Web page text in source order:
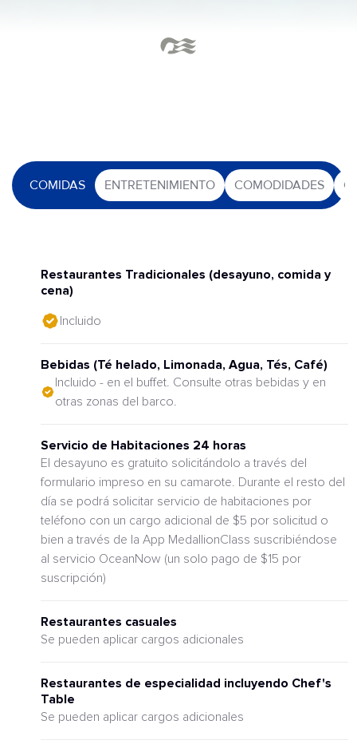
COMIDAS ENTRETENIMIENTO COMODIDADES
Restaurantes Tradicionales (desayuno, comida y
cena)
Incluido
Bebidas (Té helado, Limonada, Agua, Tés, Café)
Incluido - en el buffet. Consulte otras bebidas y en
otras zonas del barco.
Servicio de Habitaciones 24 horas
El desayuno es gratuito solicitándolo a través del
formulario impreso en su camarote. Durante el resto del
día se podrá solicitar servicio de habitaciones por
teléfono con un cargo adicional de $5 por solicitud o
bien a través de la App MedallionClass suscribiéndose
al servicio OceanNow (un solo pago de $15 por
suscripción)
Restaurantes casuales
Se pueden aplicar cargos adicionales
Restaurantes de especialidad incluyendo Chef's
Table
Se pueden aplicar cargos adicionales